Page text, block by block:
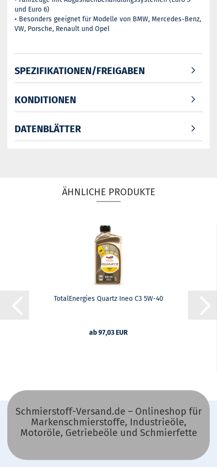
und Euro 6)
• Besonders geeignet für Modelle von BMW, Mercedes-Benz,
VW, Porsche, Renault und Opel
SPEZIFIKATIONEN/FREIGABEN
KONDITIONEN
DATENBLÄTTER
ÄHNLICHE PRODUKTE
TotalEnergies Quartz Ineo C3 5W-40
ab 97,03 EUR
Schmierstoff-Versand.de – Onlineshop für
Markenschmierstoffe, Industrieöle,
Motoröle, Getriebeöle und Schmierfette